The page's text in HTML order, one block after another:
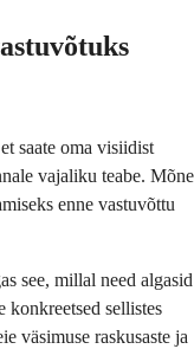
saate oma visiidist
vajaliku teabe. Mõne
enne vastuvõttu
see, millal need algasid
konkreetsed sellistes
väsimuse raskusaste ja